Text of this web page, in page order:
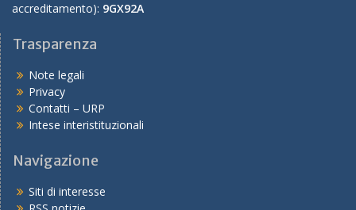
accreditamento): 9GX92A
Trasparenza
Note legali
Privacy
Contatti – URP
Intese interistituzionali
Navigazione
Siti di interesse